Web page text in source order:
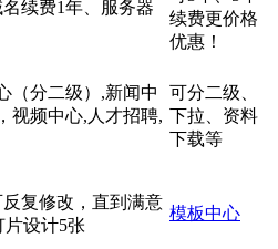
续费1年、服务器
续费更价格
优惠！
（分二级）,新闻中
视频中心,人才招聘,
可分二级、
下拉、资料
下载等
复修改，直到满意
片设计5张
模板中心